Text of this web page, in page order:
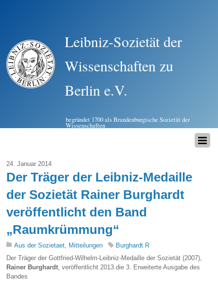
Leibniz-Sozietät der
Wissenschaften zu
Berlin e.V.
begründet 1700 als Brandenburgische Sozietät der
Wissenschaften
24. Januar 2014
Der Träger der Leibniz-Medaille
der Sozietät Rainer Burghardt
veröffentlicht den Band
„Raumkrümmung“
Aus der Sozietaet, Mitteilungen
Burghardt.R
Der Träger der Gottfried-Wilhelm-Leibniz-Medaille der Sozietät (2007),
Rainer Burghardt, veröffentlicht 2013 die 3. Erweiterte Ausgabe des
Bandes